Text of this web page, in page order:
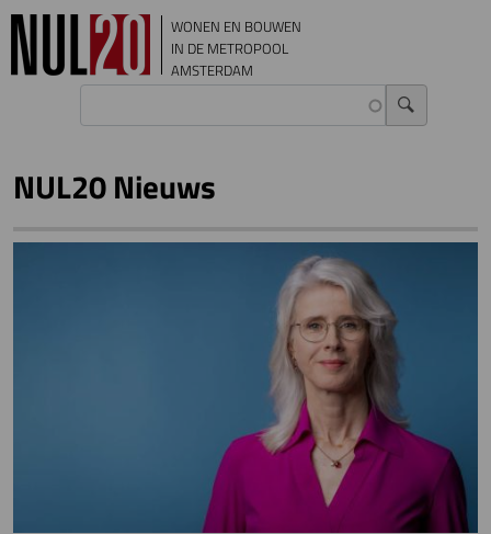
Overslaan en naar de inhoud gaan
WONEN EN BOUWEN
IN DE METROPOOL
AMSTERDAM
NUL20 Nieuws